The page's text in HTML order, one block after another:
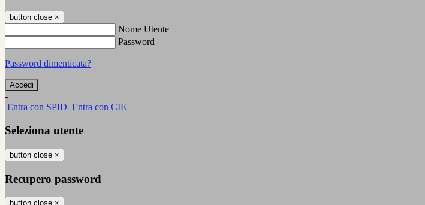
button close ×
Nome Utente
Password
Password dimenticata?
-
Entra con SPID Entra con CIE
Seleziona utente
button close ×
Recupero password
button close ×